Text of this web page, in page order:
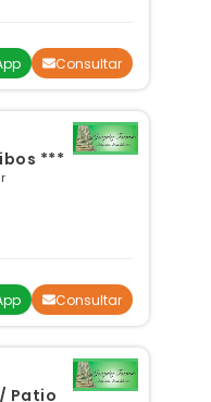
Consultar
***
Consultar
Patio